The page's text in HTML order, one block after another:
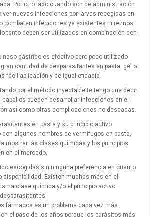
Por otro lado cuando son de administración
nuevas infecciones por larvas recogidas en
combaten infecciones ya existentes ni reznos
tanto deben ser utilizados en combinación con
naso gástrico es efectivo pero poco utilizado
cantidad de desparasitantes en pasta, gel o
fácil aplicación y de igual eficacia.
por el método inyectable te tengo que decir
caballos pueden desarrollar infecciones en el
así como otras complicaciones no deseadas.
en pasta y su principio activo
algunos nombres de vermífugos en pasta,
mostrar las clases químicas y los principios
en el mercado.
escogidas sin ninguna preferencia en cuanto
disponibilidad. Existen muchas más en el
clase química y/o el principio activo.
fármacos es un problema cada vez más
el paso de los años porque los parásitos más